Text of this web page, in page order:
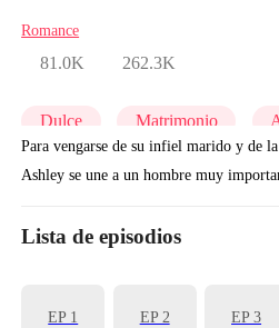
Romance
81.0K 262.3K
Dulce Matrimonio
Para vengarse de su infiel marido y de la
Ashley se une a un hombre muy
Lista de episodios
EP 1 EP 2 EP 3